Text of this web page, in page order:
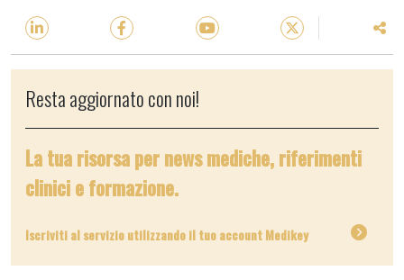
Resta aggiornato con noi!
La tua risorsa per news mediche, riferimenti
clinici e formazione.
Iscriviti al servizio utilizzando il tuo account Medikey